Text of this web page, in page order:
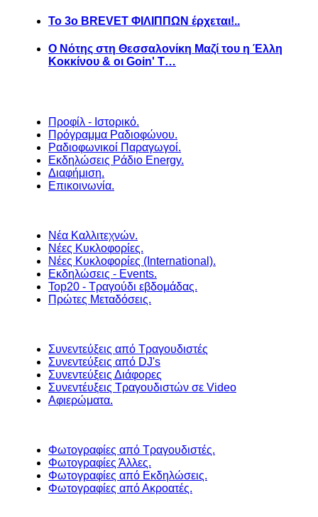
Το 3ο BREVET ΦΙΛΙΠΠΩΝ έρχεται!..
Ο Νότης στη Θεσσαλονίκη Μαζί του η Έλλη
Κοκκίνου & οι Goin' T…
Προφίλ - Ιστορικό.
Πρόγραμμα Ραδιοφώνου.
Ραδιοφωνικοί Παραγωγοί.
Εκδηλώσεις Ράδιο Energy.
Διαφήμιση.
Επικοινωνία.
Νέα Καλλιτεχνών.
Νέες Κυκλοφορίες.
Νέες Κυκλοφορίες (International).
Εκδηλώσεις - Events.
Top20 - Τραγούδι εβδομάδας.
Πρώτες Μεταδόσεις.
Συνεντεύξεις από Τραγουδιστές
Συνεντεύξεις από DJ's
Συνεντεύξεις Διάφορες
Συνεντέυξεις Τραγουδιστών σε Video
Αφιερώματα.
Φωτογραφίες από Τραγουδιστές.
Φωτογραφίες Άλλες.
Φωτογραφίες από Εκδηλώσεις.
Φωτογραφίες από Ακροατές.